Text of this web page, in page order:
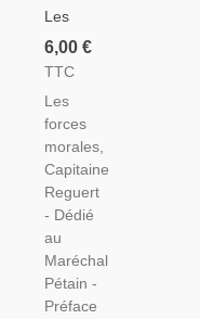
Les
Forces
Morales,
Reguert,
1932 -
Instruction
Militaire,
Dédicacé,
Guerre
1914-
1918,
Pétain,
6,00 €
TTC
Les
forces
morales,
Capitaine
Reguert
- Dédié
au
Maréchal
Pétain -
Préface